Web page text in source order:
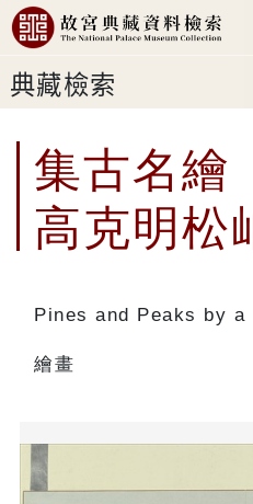
典藏檢索
集古名
高克明松
Pines and Peaks by
繪畫